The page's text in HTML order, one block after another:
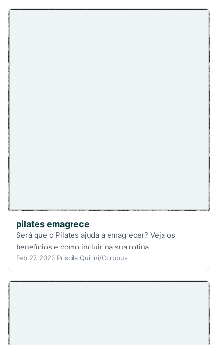
pilates emagrece
Será que o Pilates ajuda a emagrecer? Veja os
benefícios e como incluir na sua rotina.
Feb 27, 2023 Priscila Quirini/Corppus